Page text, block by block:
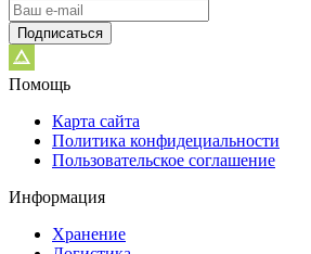
Подписаться
Помощь
Карта сайта
Политика конфидециальности
Пользовательское соглашение
Информация
Хранение